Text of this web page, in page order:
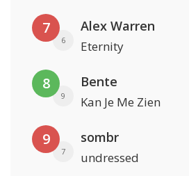
7
6
Alex Warren
Eternity
8
9
Bente
Kan Je Me Zien
9
7
sombr
undressed